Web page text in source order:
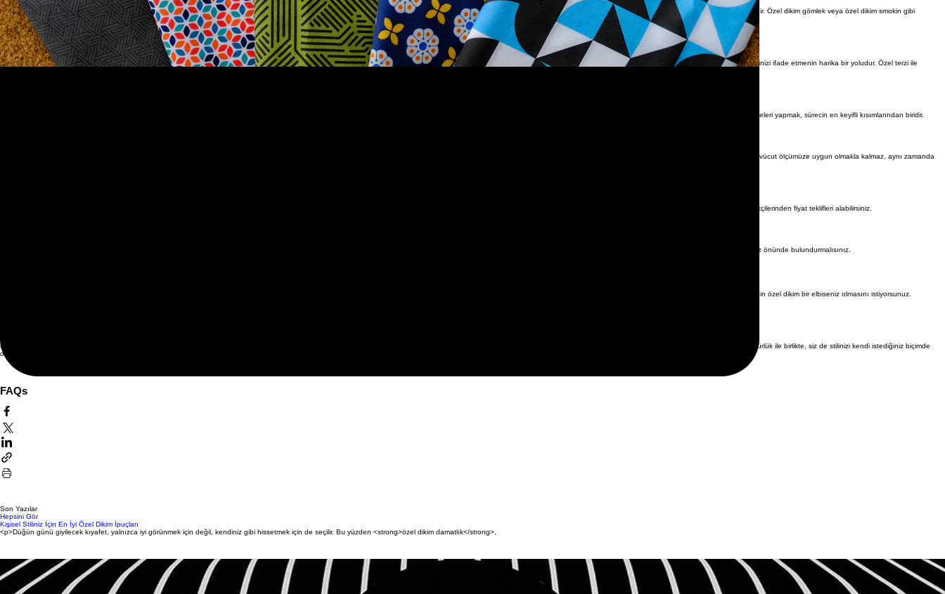
Kişiye özel terzi ile çalışırken seçtiğiniz kumaşın özellikleri ve bakım gereksinimlerini de göz önünde bulundurmalısınız. Bazı kumaşlar makinede yıkanamazken, bazıları özel temizlik gerektirebilir. Bu da kumaş seçiminde önemli bir etkendir. Özel dikim gömlek veya özel dikim smokin gibi
kıyafetlerin uzun ömürlü olması için uygun kumaş seçimi ve bakım yöntemleri çok önemlidir.
Renk ve Desen Seçimi
Kıyafetlerdeki renk ve desen seçimi, aynı zamanda kumaş seçimiyle de bağlantılıdır. Klasik ve zamansız renklerdeki kumaşlar, genellikle her mevsim ve her ortamda kullanılabilir. Ancak, farklı desenler ve renkler de kişiye özel terzilikte stilinizi ifade etmenin harika bir yoludur. Özel terzi ile
Özel dikim elbiseniz için kumaş seçerken, mutlaka kumaşları denemelisiniz. Farklı dokuları ve ağırlıkları elinizde hissederek, hangi kumaşın sizin için daha uygun olduğunu kolaylıkla belirleyebilirsiniz. Özel terzi ile çalışarak, kumaş denemeleri yapmak, sürecin en keyifli kısımlarından biridir.
Kişiye özel terzi ile çalışmanın en büyük avantajlarından biri, tamamen kendi stilinizi yansıtabilmenizdir. Kumaş seçiminde kendi zevklerinizi merkeze alarak, özgün bir kıyafet tasarlayabilirsiniz. Unutmayın, iyi bir özel dikim kıyafet, sadece vücut ölçümüze uygun olmakla kalmaz, aynı zamanda
Kumaş seçerken sadece kaliteye değil, aynı zamanda fiyata da dikkat etmelisiniz. Özel dikim işlemleri genellikle bütçeyi zorlayabilir, bu yüzden kaliteli kumaşları uygun fiyatlarla bulmak için araştırma yapmak önemlidir. Farklı kumaş tedarikçilerinden fiyat teklifleri alabilirsiniz.
Piyasada hem yerli hem de yabancı kumaş seçenekleri bulunmaktadır. Yerli kumaşlar genellikle daha uygun fiyatlı olurken, yabancı kumaşlar bazen lüks görünüm ve dokular sunar. Tarzınıza uygun olanı seçerken, kendi bütçenizi de göz önünde bulundurmalısınız.
Kendi stilinizi oluştururken, ilham almak için bazı hedefler belirleyebilirsiniz. Özel terziyle çalışarak, belirli bir tema veya konsepte uygun elbiseler tasarlatma şansına sahip olursunuz. Belki de bir düğün, iş toplantısı ya da özel bir etkinlik için özel dikim bir elbiseniz olmasını istiyorsunuz.
Kişiye özel terzilikte kumaş seçimi yaparken, kendi hikayenizi yaratma fırsatına sahipsiniz. Her seçiminiz, yalnızca bir kıyafet yaratmakla kalmaz, aynı zamanda kişisel tarzınızı ve ifadenizi ortaya çıkarır. Özel dikim işlemlerinin getirdiği özgürlük ile birlikte, siz de stilinizi kendi istediğiniz biçimde
oluşturabilirsiniz. Kumaş seçiminiz, bu sürecin en önemli parçalarından biri. Şimdi, en uygun kumaşı seçme zamanı!
FAQs
Son Yazılar
Hepsini Gör
Kişisel Stiliniz İçin En İyi Özel Dikim İpuçları
<p>Düğün günü giyilecek kıyafet, yalnızca iyi görünmek için değil, kendiniz gibi hissetmek için de seçilir. Bu yüzden <strong>özel dikim damatlık</strong>,